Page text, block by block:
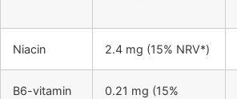
Niacin 2.4 mg (15% NRV*)
B6-vitamin
0.21 mg (15%